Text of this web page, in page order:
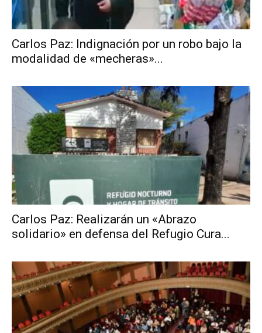
Carlos Paz: Indignación por un robo bajo la
modalidad de «mecheras»...
Carlos Paz: Realizarán un «Abrazo
solidario» en defensa del Refugio Cura...